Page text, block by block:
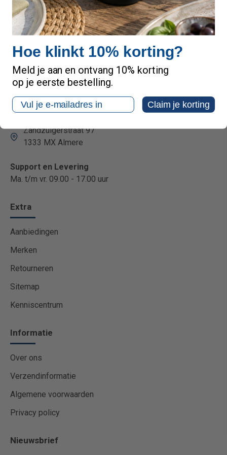
Neem contact op
info@vliegenvangers.nl
Zandzuigerstraat 97
1333 MX Almere
Support en Levering
Ma. t/m vr. 09.00 - 17.00 uur
Extra
Aanbiedingen
Merken
Retourneren
Sitemap
Kenniscentrum
Informatie
Over ons
Verzendinformatie
Algemene voorwaarden
Privacy policy
Nieuwsbrief
Hoe klinkt 10% korting?
Meld je aan en ontvang 10% korting
op je eerste bestelling.
Email Claim je korting